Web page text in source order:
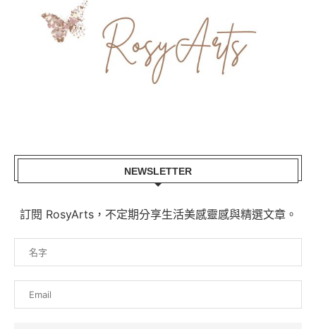
NEWSLETTER
訂閱 RosyArts，不定期分享生活美感靈感與精選文章。